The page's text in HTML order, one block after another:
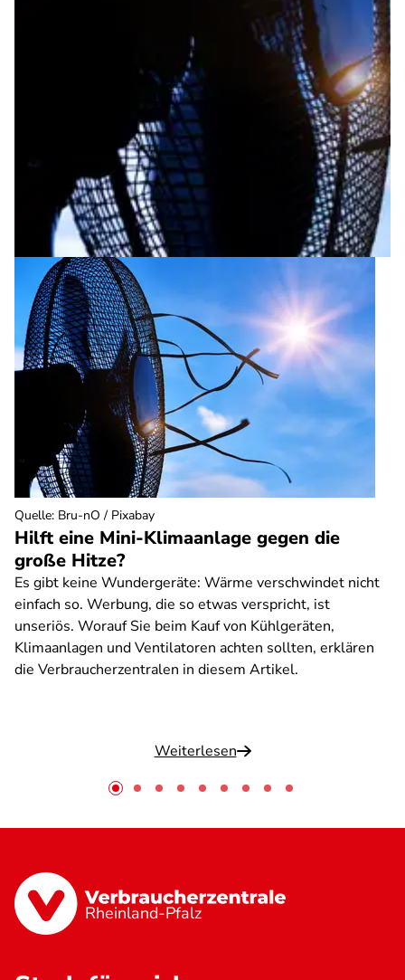
Hilft eine Mini-Klimaanlage gegen die
große Hitze?
Es gibt keine Wundergeräte: Wärme verschwindet nicht
einfach so. Werbung, die so etwas verspricht, ist
unseriös. Worauf Sie beim Kauf von Kühlgeräten,
Klimaanlagen und Ventilatoren achten sollten, erklären
die Verbraucherzentralen in diesem Artikel.
Weiterlesen
Quelle: Bru-nO / Pixabay
Rheinland-Pfalz